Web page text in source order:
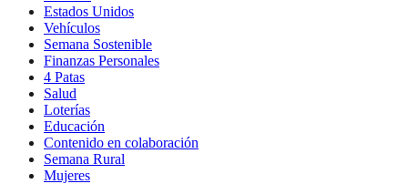
Estados Unidos
Vehículos
Semana Sostenible
Finanzas Personales
4 Patas
Salud
Loterías
Educación
Contenido en colaboración
Semana Rural
Mujeres